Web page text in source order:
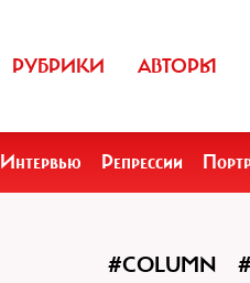
РУБРИКИ АВТОРЫ
Интервью Репрессии
#COLUMN